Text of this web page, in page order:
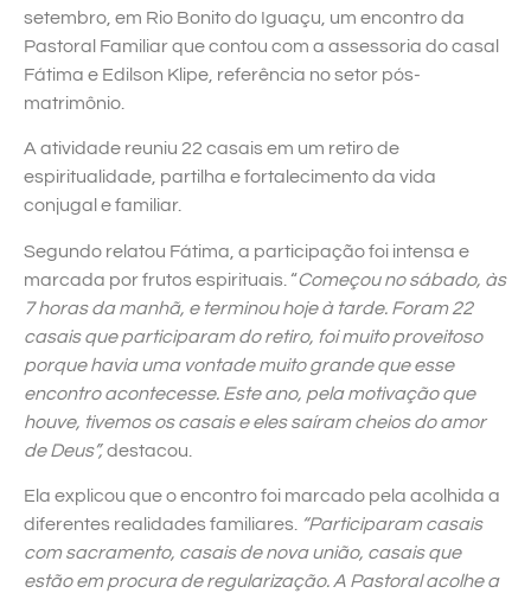
setembro, em Rio Bonito do Iguaçu, um encontro da
Pastoral Familiar que contou com a assessoria do casal
Fátima e Edilson Klipe, referência no setor pós-
matrimônio.
A atividade reuniu 22 casais em um retiro de
espiritualidade, partilha e fortalecimento da vida
conjugal e familiar.
Segundo relatou Fátima, a participação foi intensa e
marcada por frutos espirituais. “Começou no sábado, às
7 horas da manhã, e terminou hoje à tarde. Foram 22
casais que participaram do retiro, foi muito proveitoso
porque havia uma vontade muito grande que esse
encontro acontecesse. Este ano, pela motivação que
houve, tivemos os casais e eles saíram cheios do amor
de Deus”,destacou.
Ela explicou que o encontro foi marcado pela acolhida a
diferentes realidades familiares.
“Participaram casais
com sacramento, casais de nova união, casais que
estão em procura de regularização. A Pastoral acolhe a